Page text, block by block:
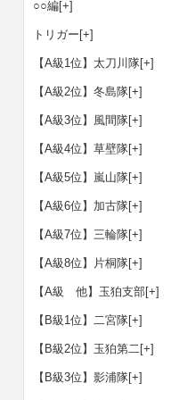
○○編[+]
トリガー [+]
【A級1位】太刀川隊[+]
【A級2位】冬島隊[+]
【A級3位】風間隊[+]
【A級4位】草壁隊[+]
【A級5位】嵐山隊[+]
【A級6位】加古隊[+]
【A級7位】三輪隊[+]
【A級8位】片桐隊[+]
【A級 他】玉狛支部[+]
【B級1位】二宮隊[+]
【B級2位】玉狛第二[+]
【B級3位】影浦隊[+]